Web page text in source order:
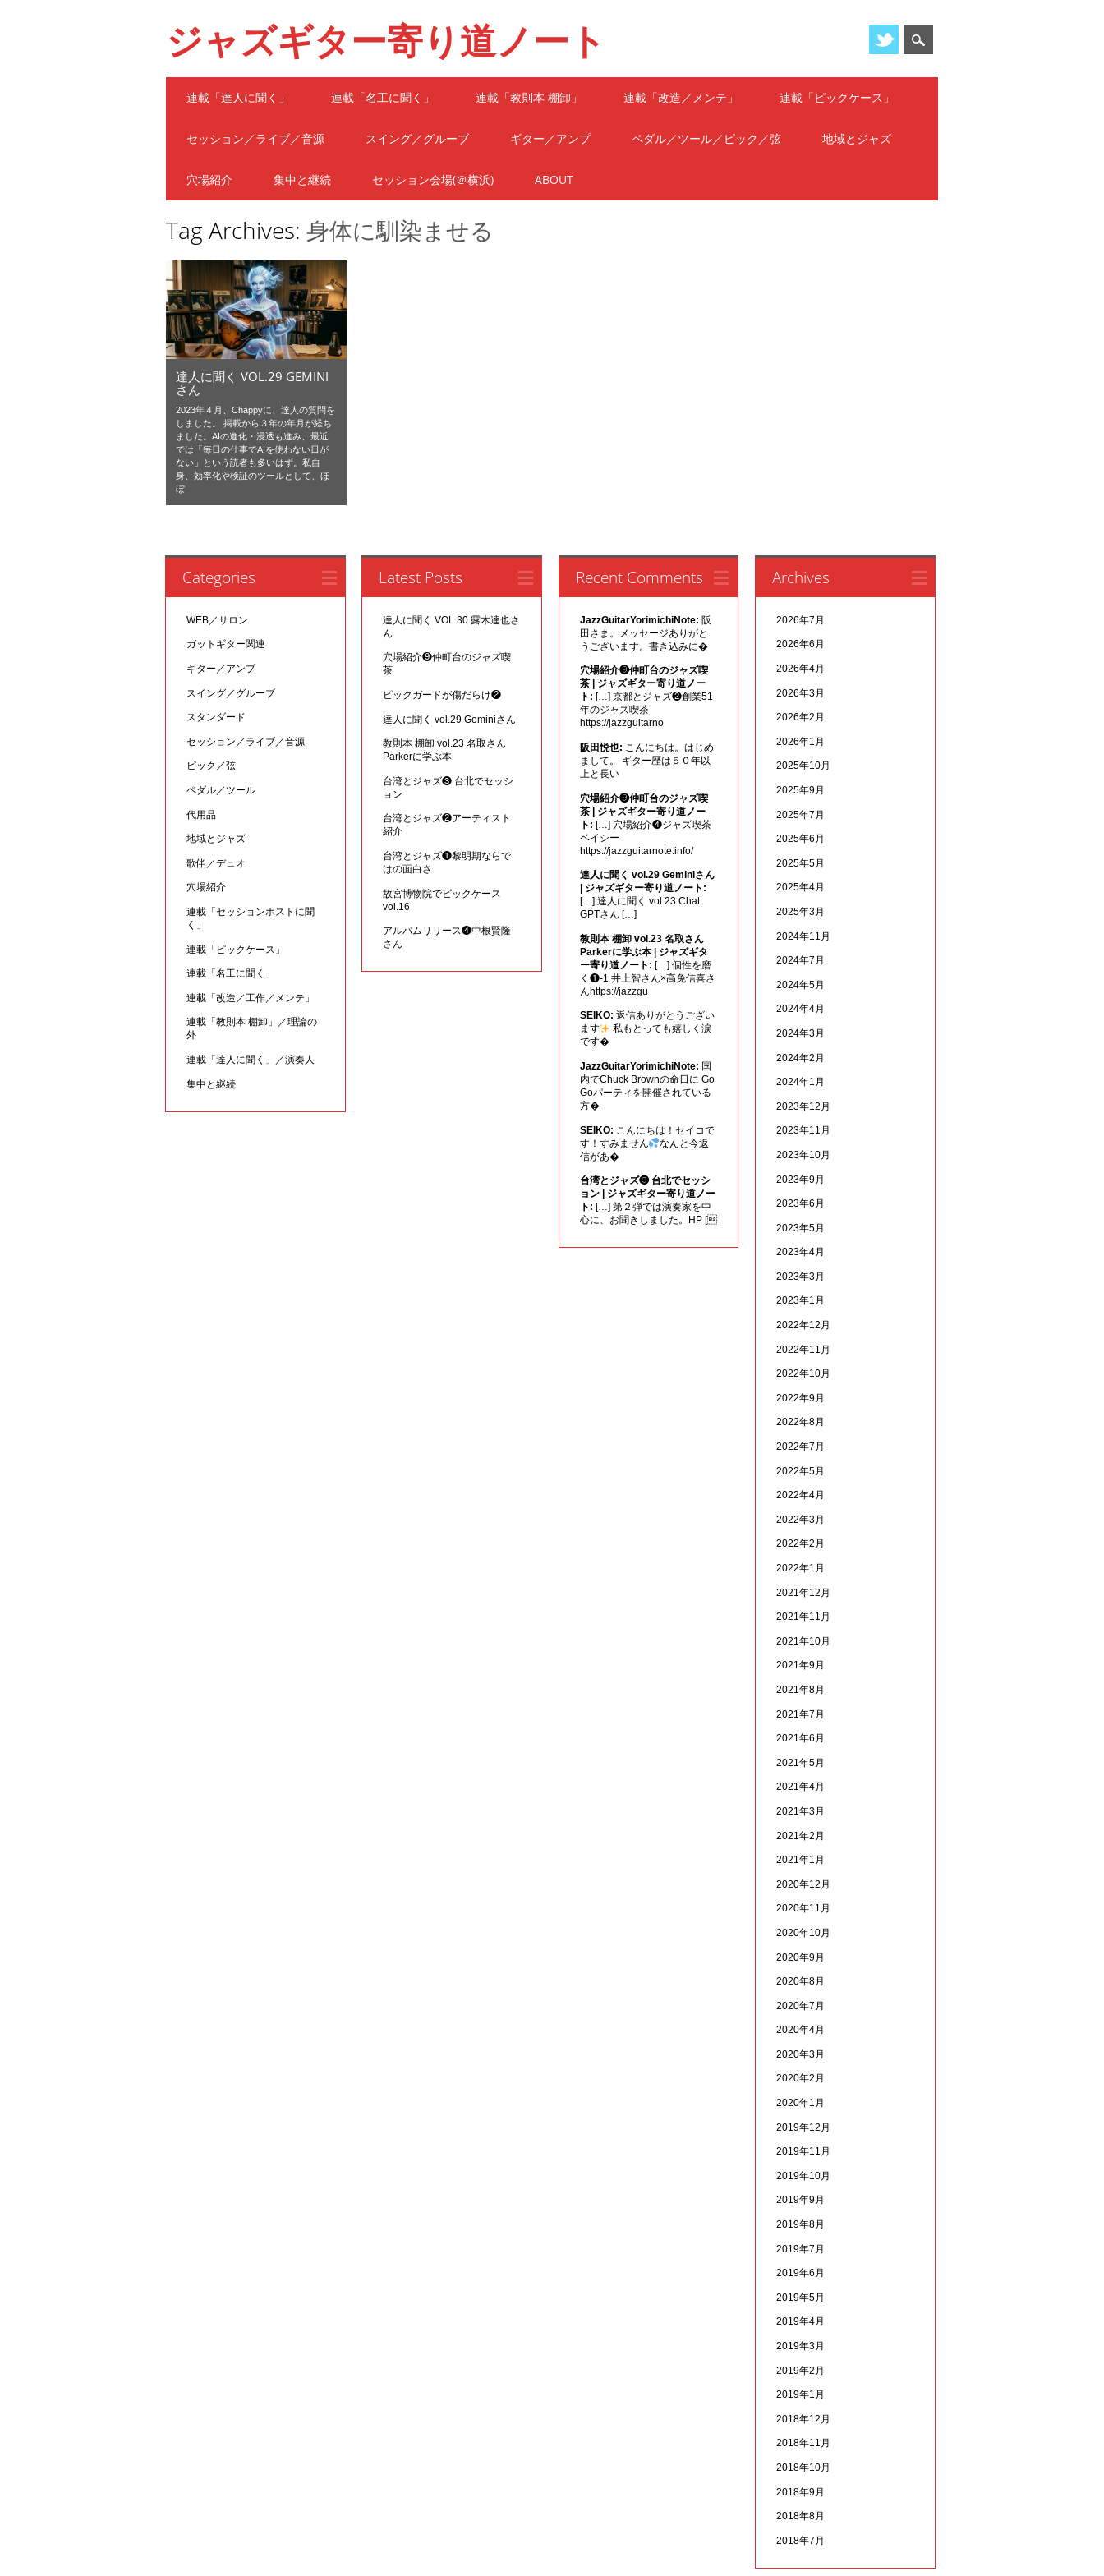
ジャズギター寄り道ノート
Main menu
連載「達人に聞く」 連載「名工に聞く」 連載「教則本 棚卸」 連載「改造／メンテ」 連載「ピックケース」
セッション／ライブ／音源 スイング／グルーブ ギター／アンプ ペダル／ツール／ピック／弦 地域とジャズ
穴場紹介 集中と継続 セッション会場(＠横浜) ABOUT
Tag Archives:身体に馴染ませる
達人に聞く VOL.29 GEMINI
さん
2023年４月、Chappyに、達人の質問を
しました。 掲載から３年の年月が経ち
ました。AIの進化・浸透も進み、最近
では「毎日の仕事でAIを使わない日が
ない」という読者も多いはず。私自
身、効率化や検証のツールとして、ほ
ぼ
Categories
WEB／サロン
ガットギター関連
ギター／アンプ
スイング／グルーブ
スタンダード
セッション／ライブ／音源
ピック／弦
ペダル／ツール
代用品
地域とジャズ
歌伴／デュオ
穴場紹介
連載「セッションホストに聞
く」
連載「ピックケース」
連載「名工に聞く」
連載「改造／工作／メンテ」
連載「教則本 棚卸」／理論の
外
連載「達人に聞く」／演奏人
集中と継続
Latest Posts
達人に聞く VOL.30 露木達也さ
ん
穴場紹介❾仲町台のジャズ喫
茶
ピックガードが傷だらけ❷
達人に聞く vol.29 Geminiさん
教則本 棚卸 vol.23 名取さん
Parkerに学ぶ本
台湾とジャズ❸ 台北でセッシ
ョン
台湾とジャズ❷アーティスト
紹介
台湾とジャズ❶黎明期ならで
はの面白さ
故宮博物院でピックケース
vol.16
アルバムリリース❹中根賢隆
さん
Recent Comments
JazzGuitarYorimichiNote: 阪
田さま。メッセージありがと
うございます。書き込みに�
穴場紹介❾仲町台のジャズ喫
茶 | ジャズギター寄り道ノー
ト: […] 京都とジャズ❷創業51
年のジャズ喫茶
https://jazzguitarno
阪田悦也: こんにちは。はじめ
まして。 ギター歴は５０年以
上と長い
穴場紹介❾仲町台のジャズ喫
茶 | ジャズギター寄り道ノー
ト: […] 穴場紹介❹ジャズ喫茶
ベイシー
https://jazzguitarnote.info/
達人に聞く vol.29 Geminiさん
| ジャズギター寄り道ノート:
[…] 達人に聞く vol.23 Chat
GPTさん […]
教則本 棚卸 vol.23 名取さん
Parkerに学ぶ本 | ジャズギタ
ー寄り道ノート: […] 個性を磨
く❶-1 井上智さん×高免信喜さ
んhttps://jazzgu
SEIKO: 返信ありがとうござい
ます
私もとっても嬉しく涙
です�
JazzGuitarYorimichiNote: 国
内でChuck Brownの命日に Go
Goパーティを開催されている
方�
SEIKO: こんにちは！セイコで
す！すみません
なんと今返
信があ�
台湾とジャズ❸ 台北でセッシ
ョン | ジャズギター寄り道ノー
ト: […] 第２弾では演奏家を中
心に、お聞きしました。HP [
Archives
2026年7月
2026年6月
2026年4月
2026年3月
2026年2月
2026年1月
2025年10月
2025年9月
2025年7月
2025年6月
2025年5月
2025年4月
2025年3月
2024年11月
2024年7月
2024年5月
2024年4月
2024年3月
2024年2月
2024年1月
2023年12月
2023年11月
2023年10月
2023年9月
2023年6月
2023年5月
2023年4月
2023年3月
2023年1月
2022年12月
2022年11月
2022年10月
2022年9月
2022年8月
2022年7月
2022年5月
2022年4月
2022年3月
2022年2月
2022年1月
2021年12月
2021年11月
2021年10月
2021年9月
2021年8月
2021年7月
2021年6月
2021年5月
2021年4月
2021年3月
2021年2月
2021年1月
2020年12月
2020年11月
2020年10月
2020年9月
2020年8月
2020年7月
2020年4月
2020年3月
2020年2月
2020年1月
2019年12月
2019年11月
2019年10月
2019年9月
2019年8月
2019年7月
2019年6月
2019年5月
2019年4月
2019年3月
2019年2月
2019年1月
2018年12月
2018年11月
2018年10月
2018年9月
2018年8月
2018年7月